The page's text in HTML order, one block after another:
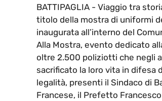
BATTIPAGLIA - Viaggio tra
titolo della mostra di uniformi
inaugurata all’interno del
Alla Mostra, evento dedicato
oltre 2.500 poliziotti che negli
sacrificato la loro vita in difesa
legalità, presenti il Sindaco di
Francese, il Prefetto